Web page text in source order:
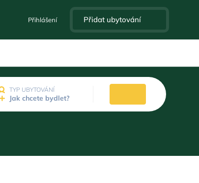
Přihlášení Přidat ubytování
TYP UBYTOVÁNÍ
Jak chcete bydlet?